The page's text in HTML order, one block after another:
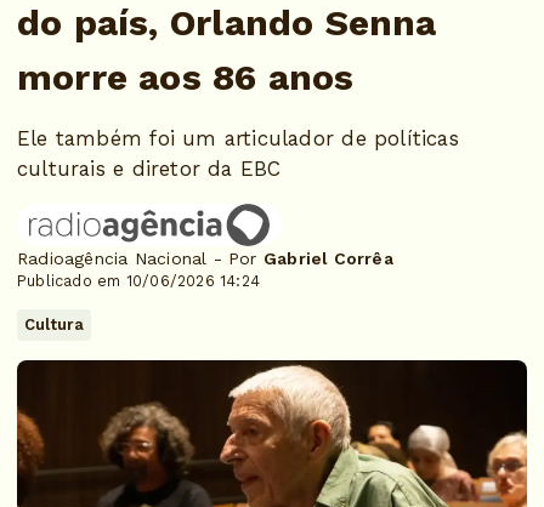
do país, Orlando Senna
morre aos 86 anos
Ele também foi um articulador de políticas
culturais e diretor da EBC
Radioagência Nacional - Por Gabriel Corrêa
Publicado em 10/06/2026 14:24
Cultura